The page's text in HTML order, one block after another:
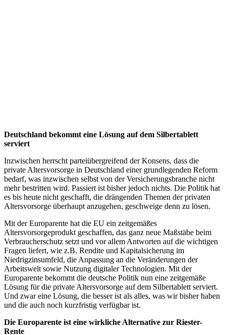
Deutschland bekommt eine Lösung auf dem Silbertablett
serviert
Inzwischen herrscht parteiübergreifend der Konsens, dass die
private Altersvorsorge in Deutschland einer grundlegenden Reform
bedarf, was inzwischen selbst von der Versicherungsbranche nicht
mehr bestritten wird. Passiert ist bisher jedoch nichts. Die Politik hat
es bis heute nicht geschafft, die drängenden Themen der privaten
Altersvorsorge überhaupt anzugehen, geschweige denn zu lösen.
Mit der Europarente hat die EU ein zeitgemäßes
Altersvorsorgeprodukt geschaffen, das ganz neue Maßstäbe beim
Verbraucherschutz setzt und vor allem Antworten auf die wichtigen
Fragen liefert, wie z.B. Rendite und Kapitalsicherung im
Niedrigzinsumfeld, die Anpassung an die Veränderungen der
Arbeitswelt sowie Nutzung digitaler Technologien. Mit der
Europarente bekommt die deutsche Politik nun eine zeitgemäße
Lösung für die private Altersvorsorge auf dem Silbertablett serviert.
Und zwar eine Lösung, die besser ist als alles, was wir bisher haben
und die auch noch kurzfristig verfügbar ist.
Die Europarente ist eine wirkliche Alternative zur Riester-
Rente